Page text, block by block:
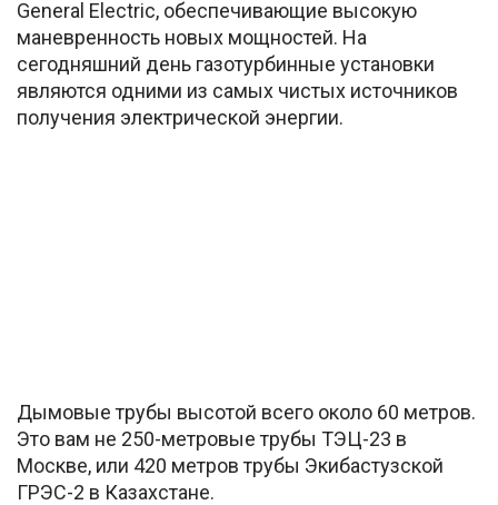
General Electric, обеспечивающие высокую
маневренность новых мощностей. На
сегодняшний день газотурбинные установки
являются одними из самых чистых источников
получения электрической энергии.
Дымовые трубы высотой всего около 60 метров.
Это вам не 250-метровые трубы ТЭЦ-23 в
Москве, или 420 метров трубы Экибастузской
ГРЭС-2 в Казахстане.